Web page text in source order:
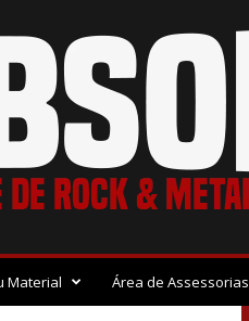
Material Área de Assessorias